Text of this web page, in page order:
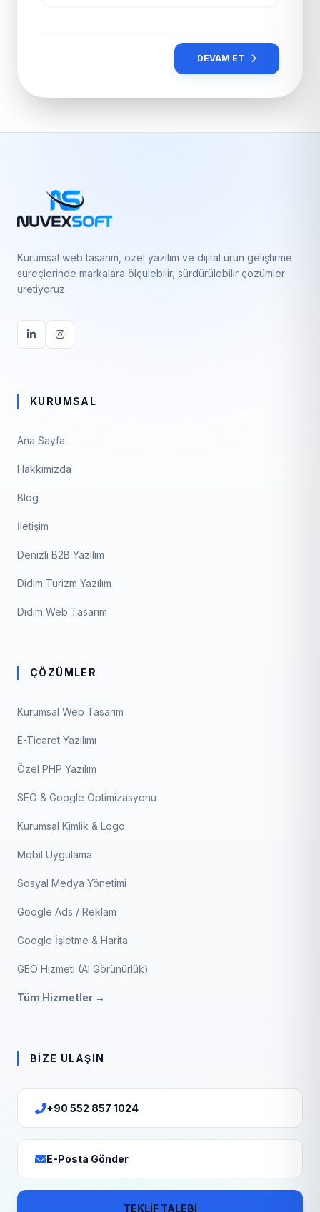
DEVAM ET
Kurumsal web tasarım, özel yazılım ve dijital ürün geliştirme
süreçlerinde markalara ölçülebilir, sürdürülebilir çözümler
üretiyoruz.
KURUMSAL
Ana Sayfa
Hakkımızda
Blog
İletişim
Denizli B2B Yazılım
Didim Turizm Yazılım
Didim Web Tasarım
ÇÖZÜMLER
Kurumsal Web Tasarım
E-Ticaret Yazılımı
Özel PHP Yazılım
SEO & Google Optimizasyonu
Kurumsal Kimlik & Logo
Mobil Uygulama
Sosyal Medya Yönetimi
Google Ads / Reklam
Google İşletme & Harita
GEO Hizmeti (AI Görünürlük)
Tüm Hizmetler →
BIZE ULAŞIN
+90 552 857 1024
E-Posta Gönder
TEKLİF TALEBİ